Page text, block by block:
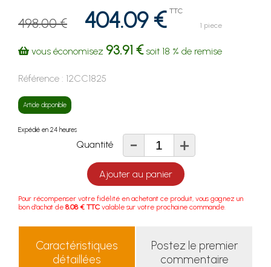
498.00 € 404.09 € TTC
1 piece
vous économisez 93.91 €soit 18 % de remise
Référence : 12CC1825
Article disponible
Expédié en 24 heures
Quantité - +
Ajouter au panier
Pour récompenser votre fidélité en achetant ce produit, vous gagnez un
bon d'achat de 8.08 € TTC valable sur votre prochaine commande.
Caractéristiques
détaillées
Postez le premier
commentaire